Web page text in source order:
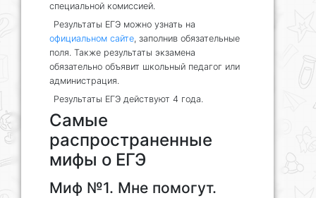
специальной комиссией.
Результаты ЕГЭ можно узнать на
официальном сайте, заполнив обязательные
поля. Также результаты экзамена
обязательно объявит школьный педагог или
администрация.
Результаты ЕГЭ действуют 4 года.
Самые
распространенные
мифы о ЕГЭ
Миф №1. Мне помогут.